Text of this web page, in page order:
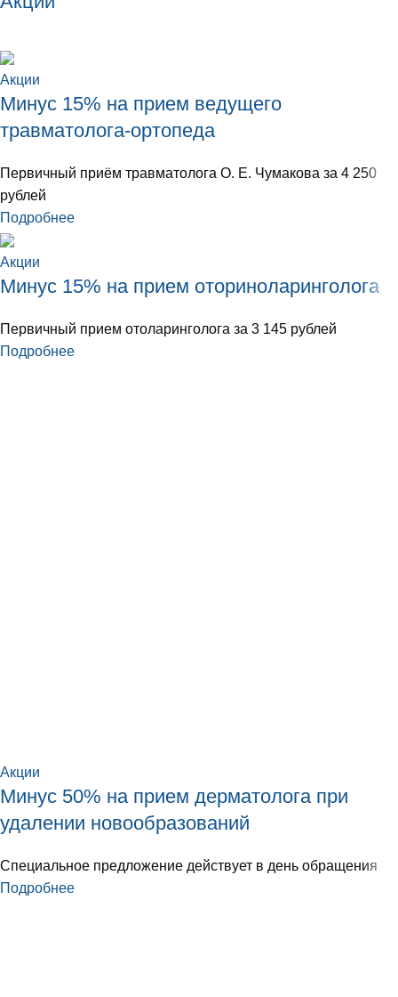
Акции
Минус 15% на прием ведущего
травматолога-ортопеда
Первичный приём травматолога О. Е. Чумакова за 4 250
рублей
Подробнее
Акции
Минус 15% на прием оториноларинголога
Первичный прием отоларинголога за 3 145 рублей
Подробнее
Акции
Минус 50% на прием дерматолога при
удалении новообразований
Специальное предложение действует в день обращения
Подробнее